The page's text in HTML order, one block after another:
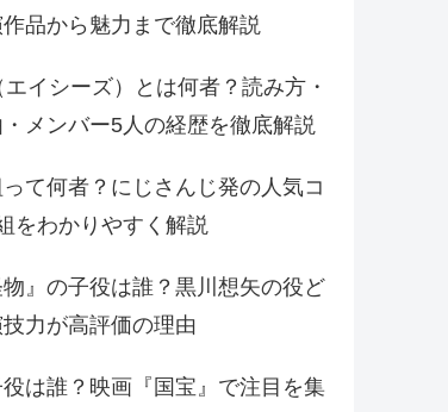
品から魅力まで徹底解説
イシーズ）とは何者？読み方・
メンバー5人の経歴を徹底解説
て何者？にじさんじ発の人気コ
をわかりやすく解説
』の子役は誰？黒川想矢の役ど
力が高評価の理由
役は誰？映画『国宝』で注目を集